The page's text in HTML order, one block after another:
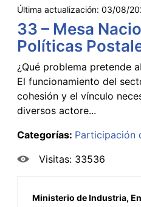
Última actualización: 03/08/
33 – Mesa
Políticas
¿Qué problema pretende
El funcionamiento del
cohesión y el vínculo
diversos actore...
Categorías: Participación
Visitas: 33536
Ministerio de Industria,